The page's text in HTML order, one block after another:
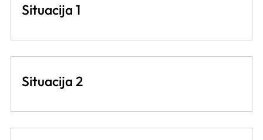
Situacija 1
Situacija 2